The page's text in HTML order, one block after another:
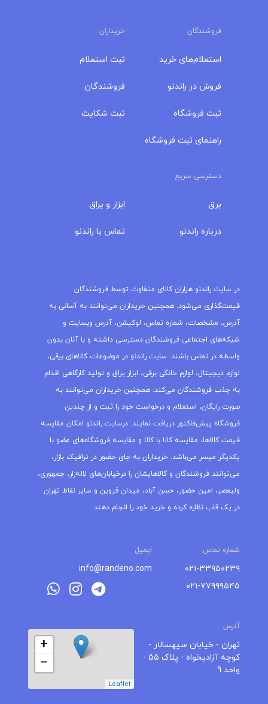
فروشندگان خریداران
استعلام‌های خرید
فروش در راندنو
ثبت فروشگاه
راهنمای ثبت فروشگاه
ثبت استعلام
فروشندگان
ثبت شکایت
دسترسی سریع
برق
درباره‌ راندنو
ابزار و یراق
تماس با راندنو
در سایت راندنو هزاران کالای متفاوت توسط فروشندگان
قیمت‌گذاری می‌شود. همچنین خریداران می‌توانند به آسانی به
آدرس، مشخصات، شماره تماس، لوکیشن، آدرس وبسایت و
شبکه‌های اجتماعی فروشندگان دسترسی داشته و با آنان بدون
واسطه در تماس باشند. سایت راندنو در موضوعات کالاهای برقی،
لوازم دیجیتال، لوازم خانگی برقی، ابزار یراق و تولید کارگاهی اقدام
به جذب فروشندگان می‌کند. همچنین خریداران می‌توانند به
صورت رایگان، استعلام و درخواست خود را ثبت و از چندین
فروشگاه پیش‌فاکتور دریافت نمایند. درسایت راندنو امکان مقایسه
قیمت کالاها، مقایسه کالا با کالا و مقایسه فروشگاه‌های عضو با
یکدیگر میسر می‌باشد. خریداران به جای حضور در ترافیک بازار،
می‌توانند فروشندگان و کالاهایشان را درخیابان‌های لاله‌زار، جمهوری،
ولیعصر، امین حضور، حسن آباد، میدان قزوین و سایر نقاط تهران
در یک قاب نظاره کرده و خرید خود را انجام دهند.
شماره تماس ایمیل
۰۲۱-۳۳۹۵۰۲۳۹
۰۲۱-۷۷۹۹۹۵۴۵
info@randeno.com
آدرس
تهران - خیابان سپهسالار -
کوچه آزادیخواه - پلاک 55 -
واحد 9
+
−
Leaflet